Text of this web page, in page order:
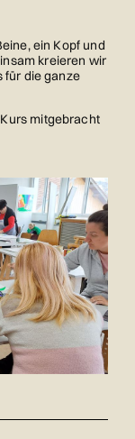
ein Kopf und
kreieren wir
für die ganze
mitgebracht